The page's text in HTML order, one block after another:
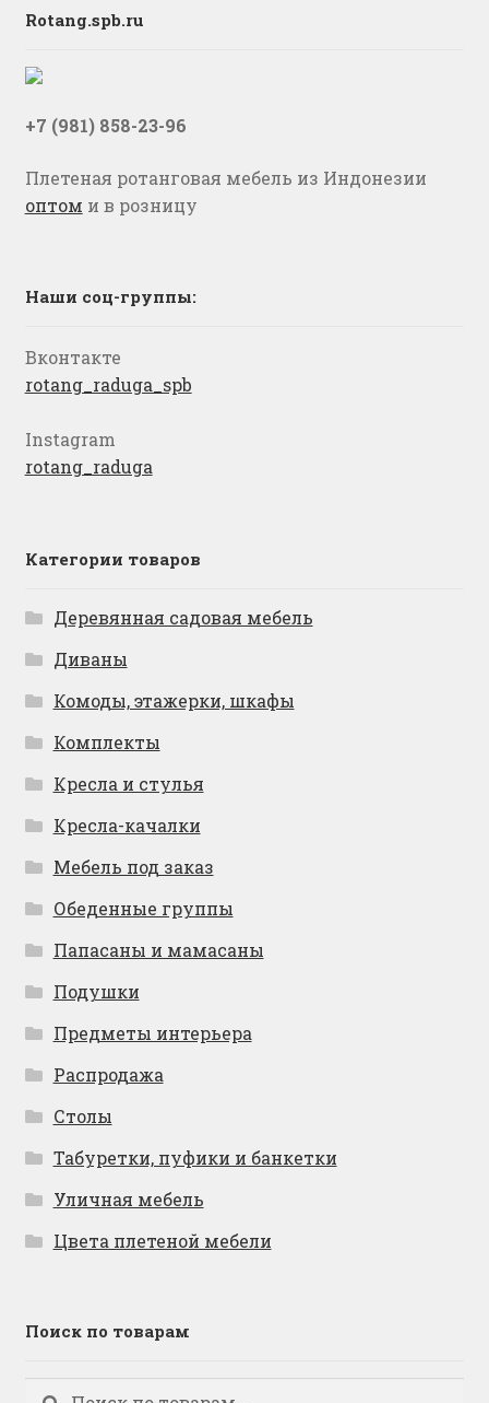
Rotang.spb.ru
+7 (981) 858-23-96
Плетеная ротанговая мебель из Индонезии
оптом и в розницу
Наши соц-группы:
Вконтакте
rotang_raduga_spb
Instagram
rotang_raduga
Категории товаров
Деревянная садовая мебель
Диваны
Комоды, этажерки, шкафы
Комплекты
Кресла и стулья
Кресла-качалки
Мебель под заказ
Обеденные группы
Папасаны и мамасаны
Подушки
Предметы интерьера
Распродажа
Столы
Табуретки, пуфики и банкетки
Уличная мебель
Цвета плетеной мебели
Поиск по товарам
Искать:
Поиск